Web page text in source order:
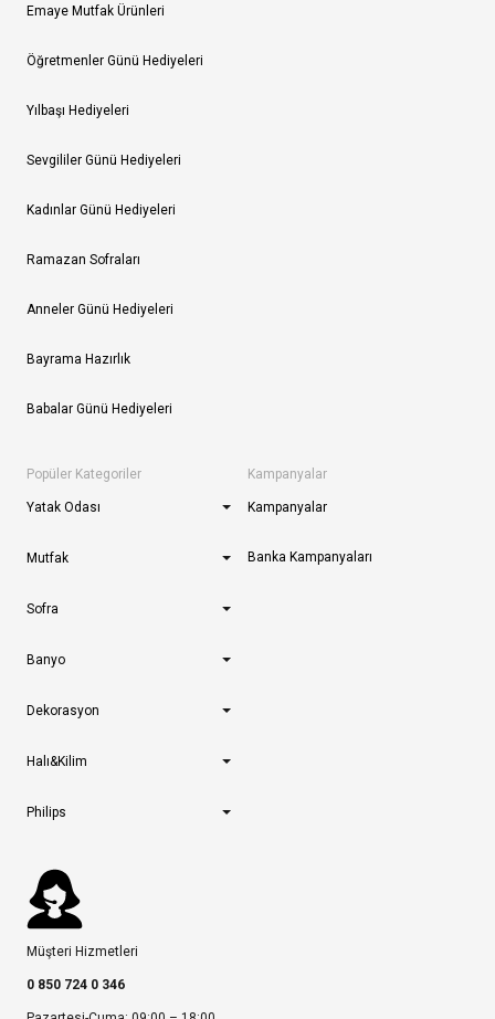
Emaye Mutfak Ürünleri
Öğretmenler Günü Hediyeleri
Yılbaşı Hediyeleri
Sevgililer Günü Hediyeleri
Kadınlar Günü Hediyeleri
Ramazan Sofraları
Anneler Günü Hediyeleri
Bayrama Hazırlık
Babalar Günü Hediyeleri
Popüler Kategoriler
Yatak Odası
Mutfak
Sofra
Banyo
Dekorasyon
Halı&Kilim
Philips
Kampanyalar
Kampanyalar
Banka Kampanyaları
Müşteri Hizmetleri
0 850 724 0 346